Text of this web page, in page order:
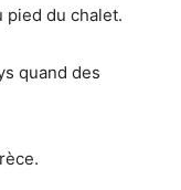
pied du chalet.
quand des